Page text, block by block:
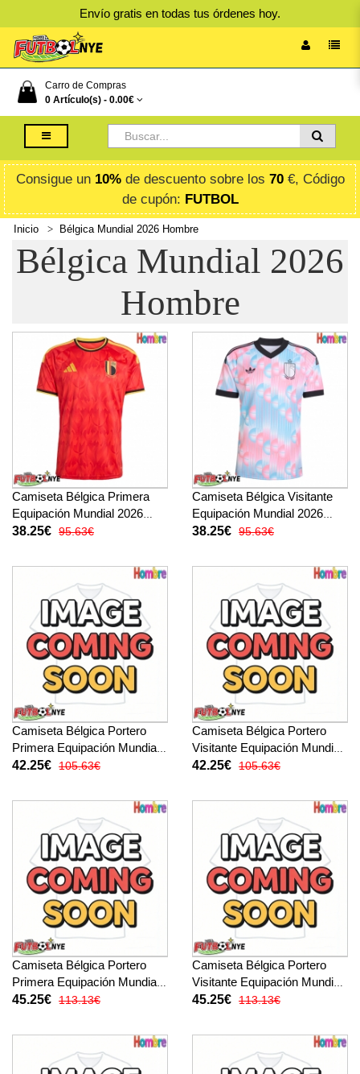
Envío gratis en todas tus órdenes hoy.
Carro de Compras
0 Artículo(s) - 0.00€
Consigue un 10%de descuento sobre los 70€, Código
de cupón: FUTBOL
Inicio Bélgica Mundial 2026 Hombre
Bélgica Mundial 2026
Hombre
Camiseta Bélgica Primera
Equipación Mundial 2026
manga corta
38.25€ 95.63€
Camiseta Bélgica Visitante
Equipación Mundial 2026
manga corta
38.25€ 95.63€
Camiseta Bélgica Portero
Primera Equipación Mundial
2026 manga corta
42.25€ 105.63€
Camiseta Bélgica Portero
Visitante Equipación Mundial
2026 manga corta
42.25€ 105.63€
Camiseta Bélgica Portero
Primera Equipación Mundial
2026 manga larga
45.25€ 113.13€
Camiseta Bélgica Portero
Visitante Equipación Mundial
2026 manga larga
45.25€ 113.13€